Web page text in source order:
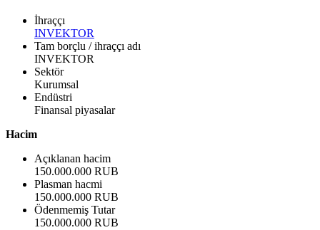
İhraççı
INVEKTOR
Tam borçlu / ihraççı adı
INVEKTOR
Sektör
Kurumsal
Endüstri
Finansal piyasalar
Hacim
Açıklanan hacim
150.000.000 RUB
Plasman hacmi
150.000.000 RUB
Ödenmemiş Tutar
150.000.000 RUB